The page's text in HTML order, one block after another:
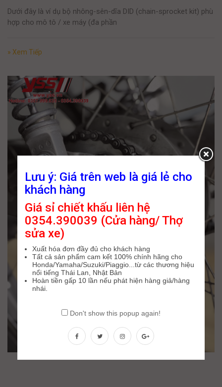
Dưới đây là ví dụ bộ nhông-sên-dĩa DID (chain-sprocket kit) phù
hợp cho mô tô / xe máy (đa phần
» Xem Tiếp
Lưu ý: Giá trên web là giá lẻ cho
khách hàng
Giá sỉ chiết khấu liên hệ
0354.390039 (Cửa hàng/ Thợ
sửa xe)
Xuất hóa đơn đầy đủ cho khách hàng
Tất cả sản phẩm cam kết 100% chính hãng cho
Honda/Yamaha/Suzuki/Piaggio...từ các thương hiệu
nổi tiếng Thái Lan, Nhật Bản
Hoàn tiền gấp 10 lần nếu phát hiện hàng giả/hàng
nhái.
Don't show this popup again!